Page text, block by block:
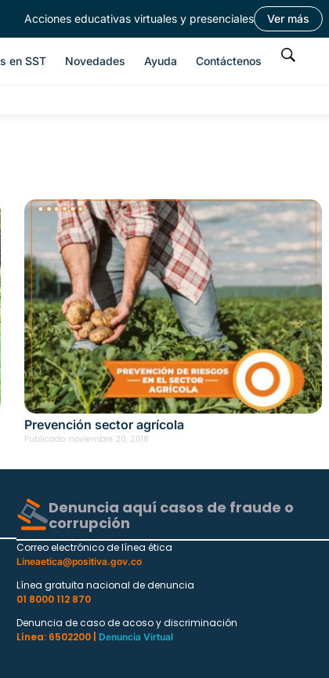
Acciones educativas virtuales y presenciales Ver más
en SST Novedades Ayuda Contáctenos
Prevención sector agrícola
Publicado: noviembre 20, 2018
Denuncia aquí casos de fraude o
corrupción
Correo electrónico de línea ética
Lineaetica@positiva.gov.co
Línea gratuita nacional de denuncia
01 8000 112 870
Denuncia de caso de acoso y discriminación
Línea: 6502200 |
Denuncia Virtual